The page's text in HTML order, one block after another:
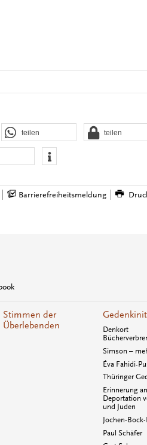
teilen teilen
Barrierefreiheitsmeldung
Stimmen der
Überlebenden
Denkort
Simson –
Éva Fahidi-
Thüringer
Erinnerung
Deportation
und Juden
Jochen-
Paul Schäfer